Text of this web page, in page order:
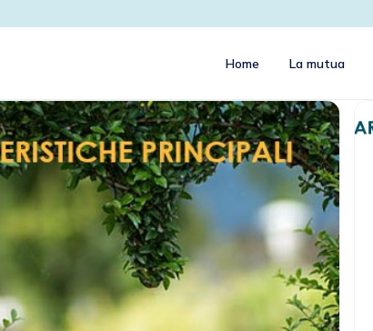
Home La mutua